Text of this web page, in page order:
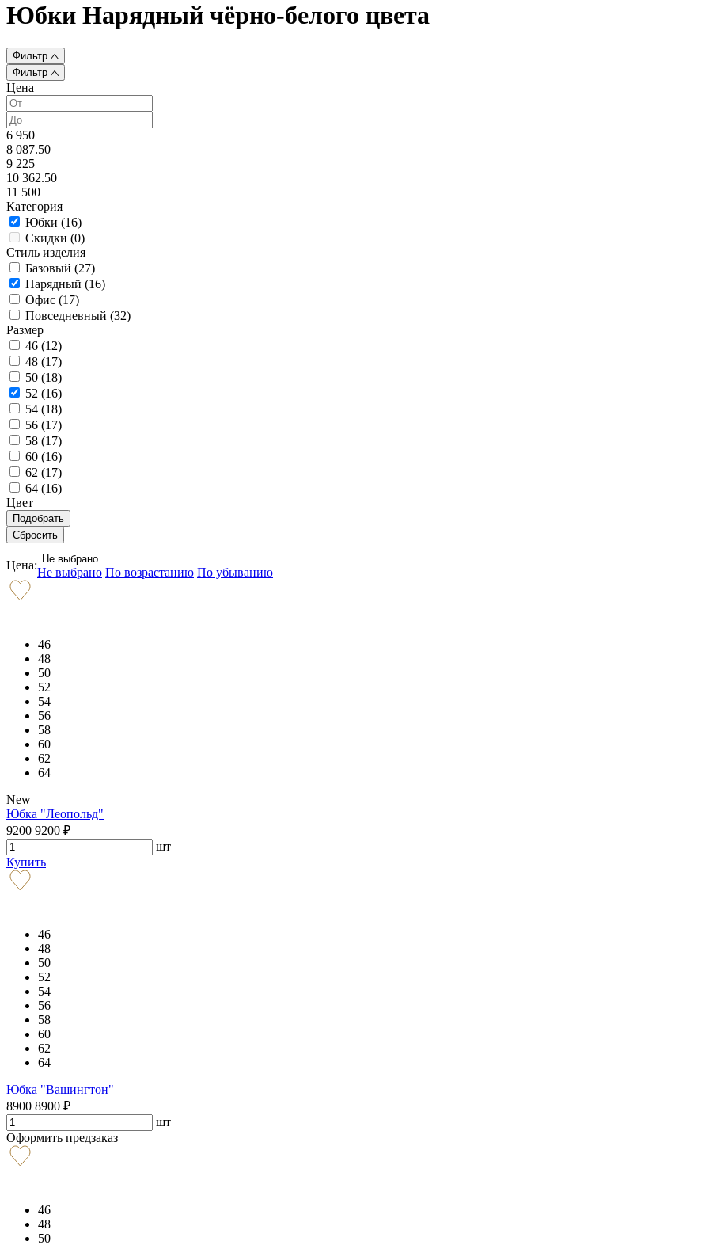
Юбки Нарядный чёрно-белого цвета
Фильтр
Фильтр
Цена
6 950
8 087.50
9 225
10 362.50
11 500
Категория
Юбки (16)
Скидки (0)
Стиль изделия
Базовый (27)
Нарядный (16)
Офис (17)
Повседневный (32)
Размер
46 (12)
48 (17)
50 (18)
52 (16)
54 (18)
56 (17)
58 (17)
60 (16)
62 (17)
64 (16)
Цвет
Цена: Не выбрано
Не выбрано По возрастанию По убыванию
46
48
50
52
54
56
58
60
62
64
New
Юбка "Леопольд"
9200 9200 ₽
шт
Купить
46
48
50
52
54
56
58
60
62
64
Юбка "Вашингтон"
8900 8900 ₽
шт
Оформить предзаказ
46
48
50